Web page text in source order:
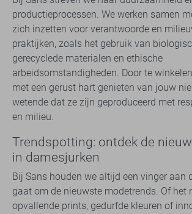
productieprocessen. We werken samen
zich inzetten voor verantwoorde en
praktijken, zoals het gebruik van
gerecyclede materialen en ethische
arbeidsomstandigheden. Door te
met een gerust hart genieten van jouw
wetende dat ze zijn geproduceerd met
en milieu.
Trendspotting: ontdek de
in damesjurken
Bij Sans houden we altijd een vinger aan
gaat om de nieuwste modetrends. Of het
opvallende prints, gedurfde kleuren of